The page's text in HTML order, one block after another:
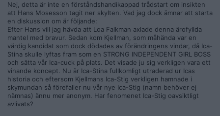
Nej, detta är inte en förståndshandikappad trådstart om insikten
att Hans Mosesson tagit ner skylten. Vad jag dock ämnar att starta
en diskussion om är följande:
Efter Hans vill jag hävda att Loa Falkman axlade denna ärofyllda
mantel med bravur. Sedan kom Kjellman, som måhända var en
värdig kandidat som dock dödades av förändringens vindar, då Ica-
Stina skulle lyftas fram som en STRONG INDEPENDENT GIRL BOSS
och sätta vår Ica-cuck på plats. Det visade ju sig verkligen vara ett
vinande koncept. Nu är Ica-Stina fullkomligt utraderad ur Icas
historia och eftersom Kjellmans Ica-Stig verkligen hamnade i
skymundan så förefaller nu vår nye Ica-Stig (namn behöver ej
nämnas) ännu mer anonym. Har fenomenet Ica-Stig oavsiktligt
avlivats?